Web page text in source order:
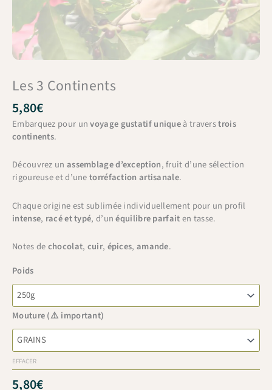
Les 3 Continents
5,80€
Embarquez pour unvoyage gustatif uniqueà traverstrois
continents.
Découvrez un assemblage d’exception, fruit d’une sélection
rigoureuse et d’unetorréfaction artisanale.
Chaque origine est sublimée individuellement pour un profil
intense, racé et typé, d’unéquilibre parfaiten tasse.
Notes dechocolat, cuir, épices, amande.
Poids
Mouture (⚠️ important)
EFFACER
5,80€